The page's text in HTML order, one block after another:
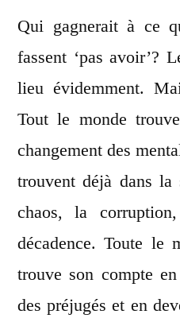
Qui gagnerait à ce
fassent ‘pas avoir’?
lieu évidemment.
Tout le monde
changement des
trouvent déjà dans
chaos, la
décadence. Toute le
trouve son compte
des préjugés et en